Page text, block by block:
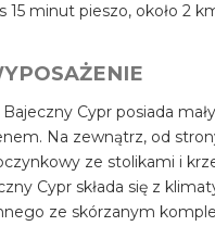
15 minut pieszo, około 2
Bajeczny Cypr posiada
Na zewnątrz, od
ze stolikami i
Cypr składa się z
ze skórzanym